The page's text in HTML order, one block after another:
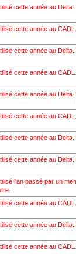
cette année au
cette année au
cette année au
cette année au
cette année au
cette année au
cette année au
cette année au
l'an passé par un
cette année au
cette année au
cette année au